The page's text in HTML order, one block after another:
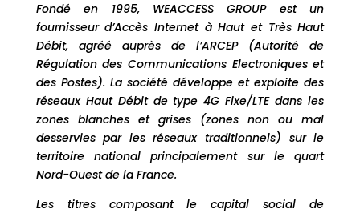
Fondé en 1995, WEACCESS GROUP est un
fournisseur d’Accès Internet à Haut et Très Haut
Débit, agréé auprès de l’ARCEP (Autorité de
Régulation des Communications Electroniques et
des Postes). La société développe et exploite des
réseaux Haut Débit de type 4G Fixe/LTE dans les
zones blanches et grises (zones non ou mal
desservies par les réseaux traditionnels) sur le
territoire national principalement sur le quart
Nord-Ouest de la France.
Les titres composant le capital social de